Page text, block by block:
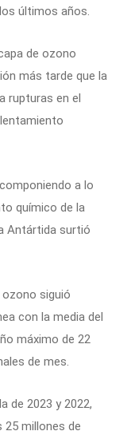
últimos años.
de ozono
más tarde que la
rupturas en el
a lo
químico de la
Antártida surtió
ozono siguió
con la media del
máximo de 22
de mes.
de 2023 y 2022,
25 millones de